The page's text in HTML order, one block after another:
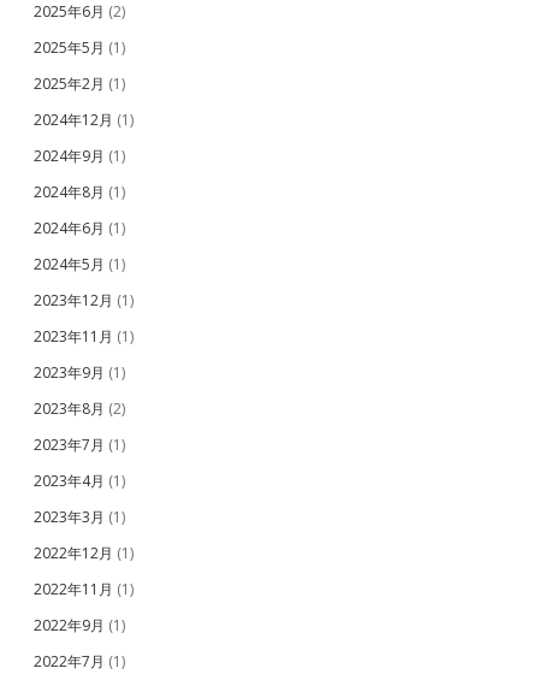
2025年6月 (2)
2025年5月 (1)
2025年2月 (1)
2024年12月 (1)
2024年9月 (1)
2024年8月 (1)
2024年6月 (1)
2024年5月 (1)
2023年12月 (1)
2023年11月 (1)
2023年9月 (1)
2023年8月 (2)
2023年7月 (1)
2023年4月 (1)
2023年3月 (1)
2022年12月 (1)
2022年11月 (1)
2022年9月 (1)
2022年7月 (1)